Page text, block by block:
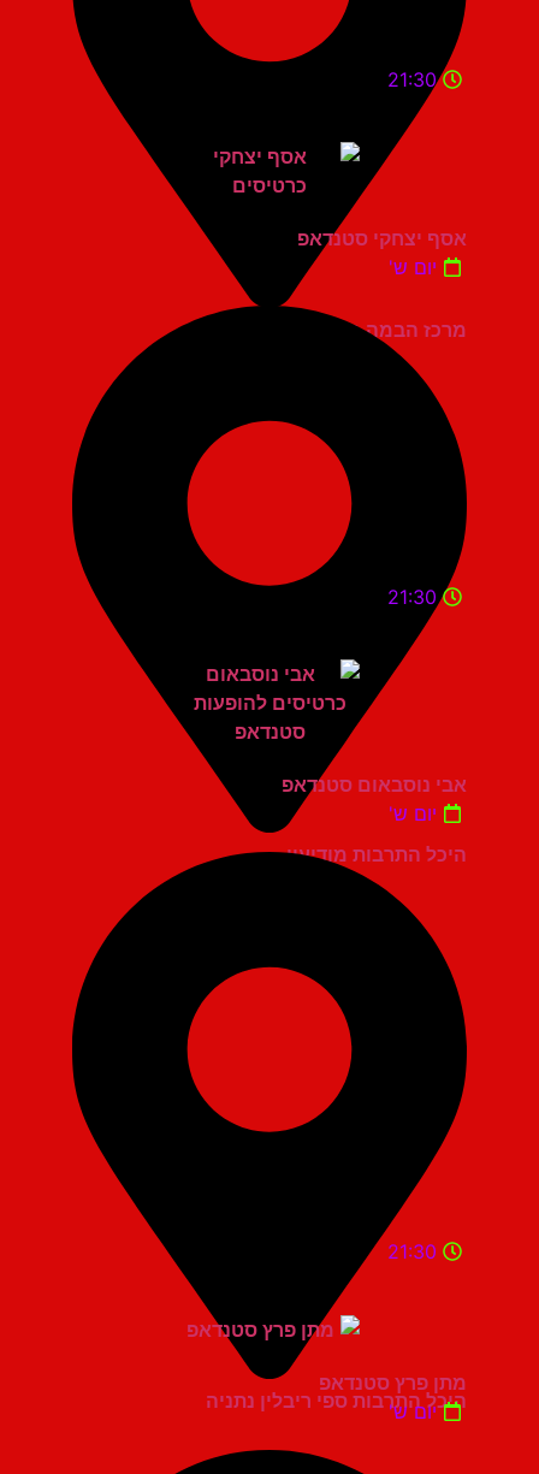
מרכז הבמה גני תקווה
21:30
אסף יצחקי סטנדאפ
יום ש'
היכל התרבות מודיעין
21:30
אבי נוסבאום סטנדאפ
יום ש'
היכל התרבות ספי ריבלין נתניה
21:30
מתן פרץ סטנדאפ
יום ש'